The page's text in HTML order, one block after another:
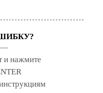
и нажмите